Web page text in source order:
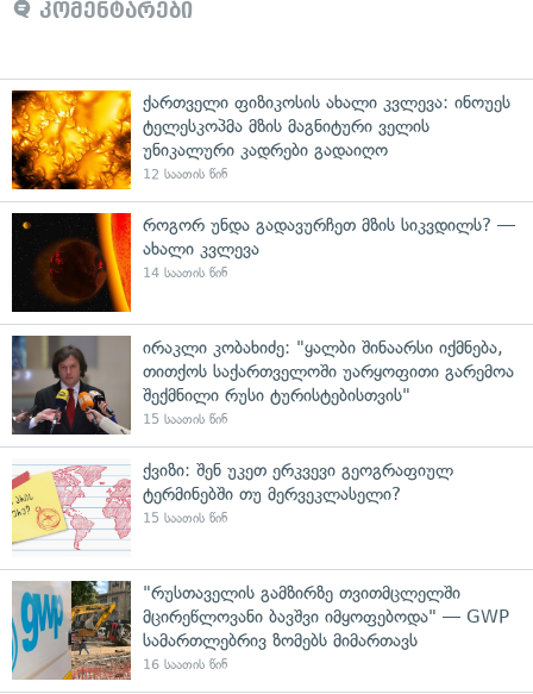
კომენტარები
ქართველი ფიზიკოსის ახალი კვლევა: ინოუეს
ტელესკოპმა მზის მაგნიტური ველის
უნიკალური კადრები გადაიღო
12 საათის წინ
როგორ უნდა გადავურჩეთ მზის სიკვდილს? —
ახალი კვლევა
14 საათის წინ
ირაკლი კობახიძე: "ყალბი შინაარსი იქმნება,
თითქოს საქართველოში უარყოფითი გარემოა
შექმნილი რუსი ტურისტებისთვის"
15 საათის წინ
ქვიზი: შენ უკეთ ერკვევი გეოგრაფიულ
ტერმინებში თუ მერვეკლასელი?
15 საათის წინ
"რუსთაველის გამზირზე თვითმცლელში
მცირეწლოვანი ბავშვი იმყოფებოდა" — GWP
სამართლებრივ ზომებს მიმართავს
16 საათის წინ